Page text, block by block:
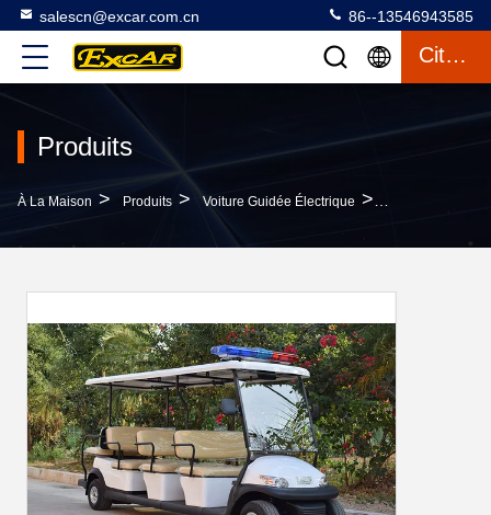
salescn@excar.com.cn 86--13546943585
Citation
Produits
À La Maison > Produits > Voiture Guidée Électrique >